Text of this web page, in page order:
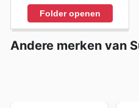
Folder openen
Andere merken van